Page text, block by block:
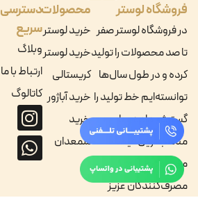
فروشگاه لوستر
در فروشگاه لوستر صفر
تا صد محصولات را تولید
کرده و در طول سال‌ها
توانسته‌ایم خط تولید را
گسترش داده و با
مناسب‌ترین قیمت
محصولات را به
مصرف‌کنندگان عزیز
محصولات
خرید لوستر
خرید لوستر
کریستالی
خرید آباژور
خرید
شمعدان
دسترسی
سریع
وبلاگ
ارتباط با ما
کاتالوگ